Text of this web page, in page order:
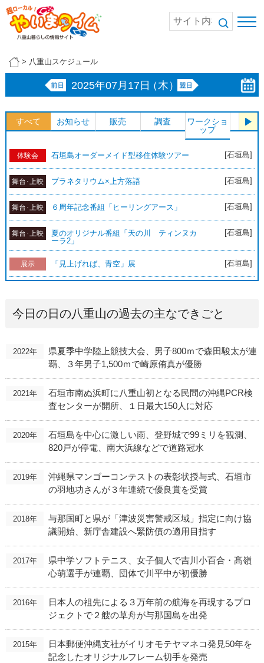
> 八重山スケジュール
2025年07月17日（木）
すべて お知らせ 販売 調査
ワークショ
ップ
体験
体験会 石垣島オーダーメイド型移住体験ツアー [石垣島]
舞台･上映 プラネタリウム×上方落語 [石垣島]
舞台･上映 ６周年記念番組「ヒーリングアース」 [石垣島]
舞台･上映
夏のオリジナル番組「天の川 ティンヌカ
ーラ2」
[石垣島]
展示 「見上げれば、青空」展 [石垣島]
今日の日の八重山の過去の主なできごと
2022年
県夏季中学陸上競技大会、男子800ｍで森田駿太が連
覇、３年男子1,500ｍで崎原侑真が優勝
2021年
石垣市南ぬ浜町に八重山初となる民間の沖縄PCR検
査センターが開所、１日最大150人に対応
2020年
石垣島を中心に激しい雨、登野城で99ミリを観測、
820戸が停電、南大浜線などで道路冠水
2019年
沖縄県マンゴーコンテストの表彰状授与式、石垣市
の羽地功さんが３年連続で優良賞を受賞
2018年
与那国町と県が「津波災害警戒区域」指定に向け協
議開始、新庁舎建設へ緊防債の適用目指す
2017年
県中学ソフトテニス、女子個人で吉川小百合・髙嶺
心萌選手が連覇、団体で川平中が初優勝
2016年
日本人の祖先による３万年前の航海を再現するプロ
ジェクトで２艘の草舟が与那国島を出発
2015年
日本郵便沖縄支社がイリオモテヤマネコ発見50年を
記念したオリジナルフレーム切手を発売